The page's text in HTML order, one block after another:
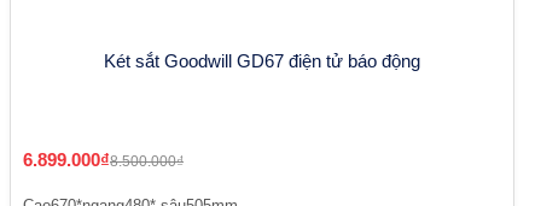
Két sắt Goodwill GD67 điện tử báo động
6.899.000₫8.500.000₫